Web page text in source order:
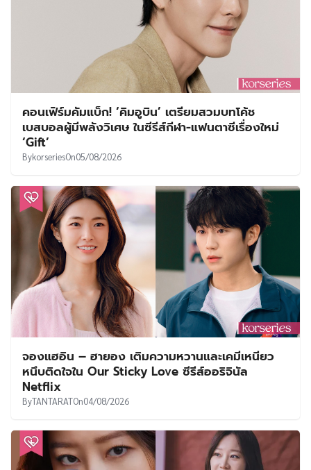
คอนเฟิร์มคัมแบ็ก! ‘คิมอูบิน’ เตรียมสวมบทโค้ช
เบสบอลผู้มีพลังวิเศษ ในซีรีส์กีฬา-แฟนตาซีเรื่องใหม่
‘Gift’
BykorseriesOn05/08/2026
จองแฮอิน – ฮายอง เติมความหวานและเคมีเหนียว
หนึบติดใจใน Our Sticky Love ซีรีส์ออริจินัล
Netflix
ByTANTARATOn04/08/2026